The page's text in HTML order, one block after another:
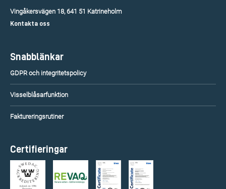
Vingåkersvägen 18, 641 51 Katrineholm
Kontakta oss
Snabblänkar
GDPR och integritetspolicy
Visselblåsarfunktion
Faktureringsrutiner
Certifieringar